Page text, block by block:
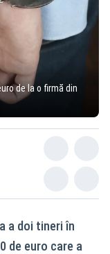
de la o firmă din
a doi tineri în
de euro care a